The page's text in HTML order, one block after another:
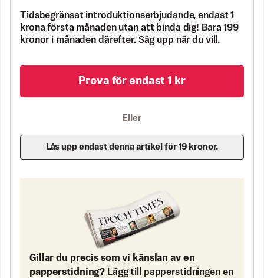
Tidsbegränsat introduktionserbjudande, endast 1
krona första månaden utan att binda dig! Bara 199
kronor i månaden därefter. Säg upp när du vill.
Prova för endast 1 kr
Eller
Lås upp endast denna artikel för 19 kronor.
Gillar du precis som vi känslan av en
papperstidning? Lägg till papperstidningen en